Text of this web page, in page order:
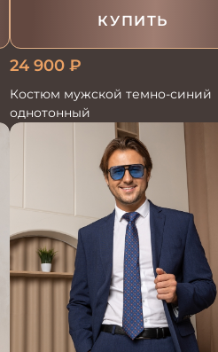
КУПИТЬ
24 900 ₽
Костюм мужской темно-синий
однотонный